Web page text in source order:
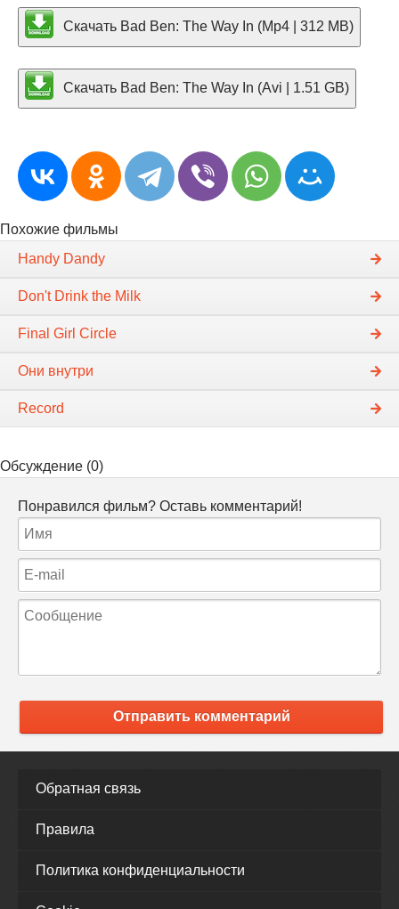
Скачать Bad Ben: The Way In (Mp4 | 312 MB)
Скачать Bad Ben: The Way In (Avi | 1.51 GB)
Похожие фильмы
Handy Dandy
Don't Drink the Milk
Final Girl Circle
Они внутри
Record
Обсуждение (0)
Понравился фильм? Оставь комментарий!
Отправить комментарий
Обратная связь
Правила
Политика конфиденциальности